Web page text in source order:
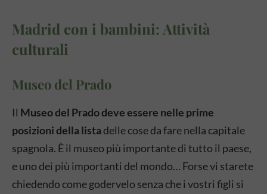
Madrid con i bambini: Attività
culturali
Museo del Prado
Il Museo del Prado deve essere nelle prime
posizioni della listadelle cose da fare nella capitale
spagnola. È il museo più importante di tutto il paese,
e uno dei più importanti del mondo… Forse vi starete
chiedendo come godervelo senza che i vostri figli si